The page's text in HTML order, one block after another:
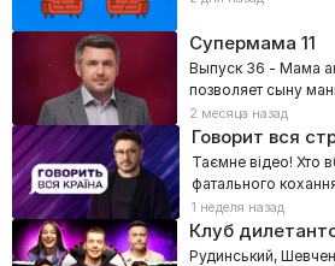
Супермама 11
Выпуск 36 - Мама
позволяет сыну
2 месяца назад
Говорит вся
Таємне відео! Хто
фатального
1 неделя назад
Клуб
Рудинський,